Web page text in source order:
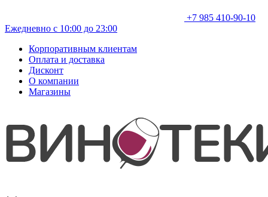
+7 985 410-90-10
Ежедневно с 10:00 до 23:00
Корпоративным клиентам
Оплата и доставка
Дисконт
О компании
Магазины